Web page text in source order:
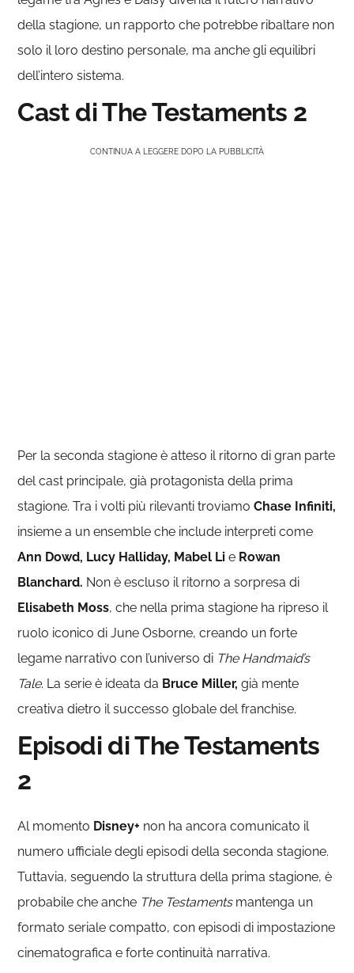
della stagione, un rapporto che potrebbe ribaltare non
solo il loro destino personale, ma anche gli equilibri
dell’intero sistema.
Cast di The Testaments 2
CONTINUA A LEGGERE DOPO LA PUBBLICITÀ
Per la seconda stagione è atteso il ritorno di gran parte
del cast principale, già protagonista della prima
stagione. Tra i volti più rilevanti troviamoChase Infiniti,
insieme a un ensemble che include interpreti come
Ann Dowd, Lucy Halliday, Mabel Li e Rowan
Blanchard. Non è escluso il ritorno a sorpresa di
Elisabeth Moss, che nella prima stagione ha ripreso il
ruolo iconico di June Osborne, creando un forte
legame narrativo con l’universo di The Handmaid’s
Tale. La serie è ideata da Bruce Miller, già mente
creativa dietro il successo globale del franchise.
Episodi di The Testaments
2
Al momento Disney+ non ha ancora comunicato il
numero ufficiale degli episodi della seconda stagione.
Tuttavia, seguendo la struttura della prima stagione, è
probabile che anche The Testamentsmantenga un
formato seriale compatto, con episodi di impostazione
cinematografica e forte continuità narrativa.